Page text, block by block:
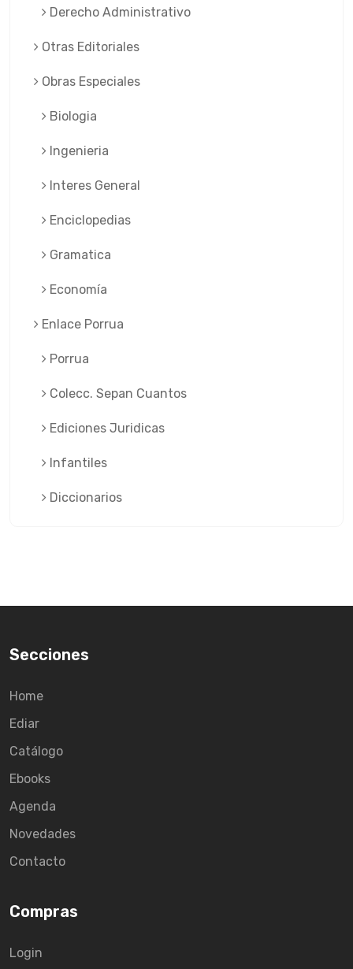
Derecho Administrativo
Otras Editoriales
Obras Especiales
Biologia
Ingenieria
Interes General
Enciclopedias
Gramatica
Economía
Enlace Porrua
Porrua
Colecc. Sepan Cuantos
Ediciones Juridicas
Infantiles
Diccionarios
Secciones
Home
Ediar
Catálogo
Ebooks
Agenda
Novedades
Contacto
Compras
Login